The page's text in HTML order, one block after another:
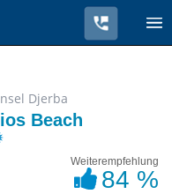
Djerba
Beach
Weiterempfehlung
84 %